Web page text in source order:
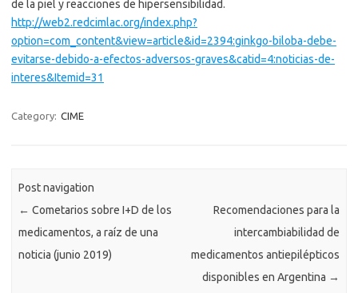
de la piel y reacciones de hipersensibilidad.
http://web2.redcimlac.org/index.php?
option=com_content&view=article&id=2394:ginkgo-biloba-debe-
evitarse-debido-a-efectos-adversos-graves&catid=4:noticias-de-
interes&Itemid=31
Category: CIME
Post navigation
← Cometarios sobre I+D de los
medicamentos, a raíz de una
noticia (junio 2019)
Recomendaciones para la
intercambiabilidad de
medicamentos antiepilépticos
disponibles en Argentina →